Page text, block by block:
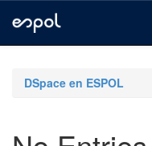
navigationDSpace en ESPOL